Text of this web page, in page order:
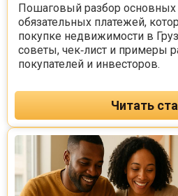
Пошаговый разбор основных
обязательных платежей,
покупке недвижимости в
советы, чек‑лист и примеры
покупателей и инвесторов.
Читать